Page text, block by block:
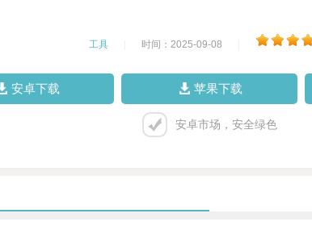
工具 时间：2025-09-08
安卓下载 苹果下载
安卓市场，安全绿色